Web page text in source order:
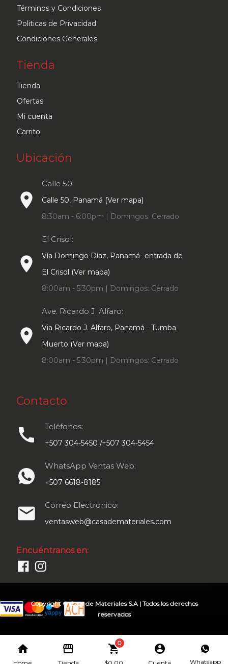
página
de
producto
Términos y Condiciones
Politicas de Privacidad
Condiciones Generales
Tienda
Tienda
Ofertas
Mi cuenta
Carrito
Ubicación
place
Calle 50:
Calle 50, Panamá (Ver mapa)
8:30am - 6:00pm | Domingos: Cerrado
place
El Crisol:
Vía Domingo Díaz, Panamá- entrada de
El Crisol (Ver mapa)
8:00am - 5:30pm | Domingos: Cerrado
place
Ave. Ricardo J. Alfaro:
Via Ricardo J. Alfaro, Panamá - Tumba
Muerto (Ver mapa)
8:00am - 5:30pm | Domingos: Cerrado
Contacto
call Teléfonos:
+507 304-5450 /+507 304-5454
WhatsApp Ventas Web:
+507 6618-8185
email Correo Electronico:
ventasweb@casademateriales.com
Encuéntranos en:
Copyright © Casa de Materiales S.A | Todos los derechos
reservados
home storefront 0
shopping_cart account_circle
Whatsapp